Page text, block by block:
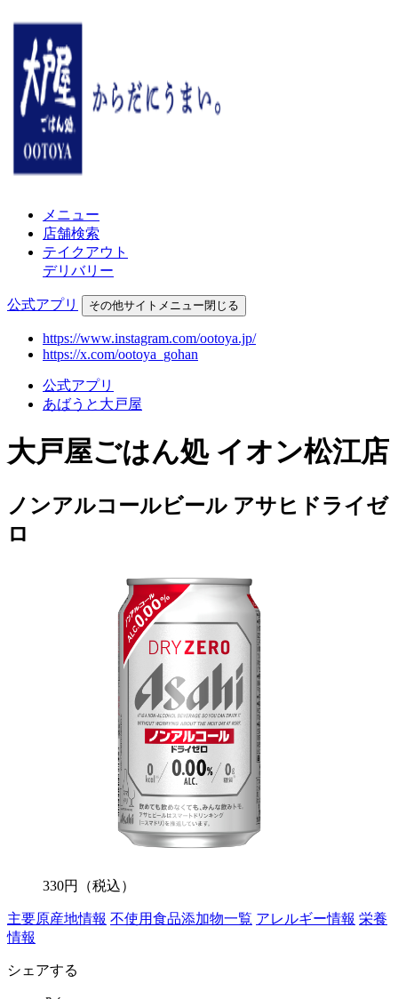
メニュー
店舗検索
テイクアウト
デリバリー
公式アプリ その他サイトメニュー閉じる
https://www.instagram.com/ootoya.jp/
https://x.com/ootoya_gohan
公式アプリ
あばうと大戸屋
大戸屋ごはん処 イオン松江店
ノンアルコールビール アサヒドライゼ
ロ
330円 （税込）
主要原産地情報 不使用食品添加物一覧 アレルギー情報 栄養
情報
シェアする